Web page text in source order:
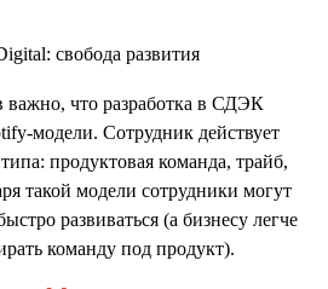
важно, что разработка в СДЭК
модели. Сотрудник действует
продуктовая команда, трайб,
такой модели сотрудники могут
развиваться (а бизнесу легче
команду под продукт).